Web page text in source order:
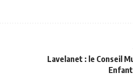
Lavelanet : le Conseil